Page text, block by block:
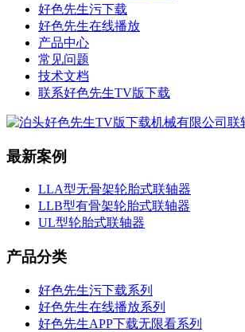
好色先生污下载
好色先生在线播放
产品中心
常见问题
技术文档
联系好色先生TV版下载
最新案例
LLA型无骨架轮胎式联轴器
LLB型有骨架轮胎式联轴器
UL型轮胎式联轴器
产品分类
好色先生污下载系列
好色先生在线播放系列
好色先生APP下载无限看系列